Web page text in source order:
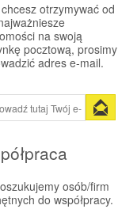
Vittoria
WINAAR
Xendurance
otrzymywać od
na swoją
pocztową, prosimy
adres e-mail.
osób/firm
do współpracy.